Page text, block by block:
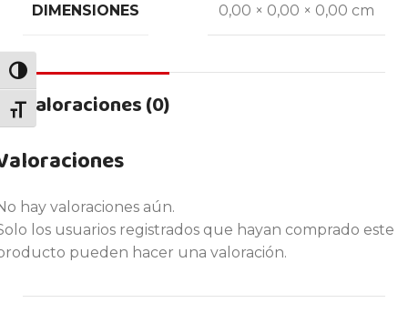
ALTERNAR ALTO CONTRASTE
ALTERNAR TAMAÑO DE LETRA
DIMENSIONES 0,00 × 0,00 × 0,00 cm
Valoraciones (0)
hay valoraciones aún.
los usuarios registrados que hayan comprado este
pueden hacer una valoración.